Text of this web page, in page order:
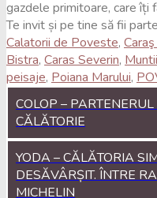
gazdele primitoare, care îți
Te invit și pe tine să fii
Calatorii de Poveste,
Bistra, Caras Severin,
peisaje, Poiana Marului,
COLOP –
CĂLĂTORIE
YODA – CĂLĂTORIA
DESĂVÂRȘIT. ÎNTRE
MICHELIN